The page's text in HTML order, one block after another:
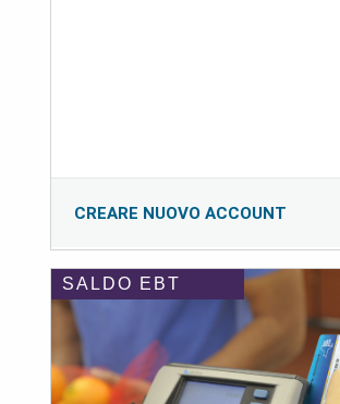
CREARE NUOVO ACCOUNT
SALDO EBT